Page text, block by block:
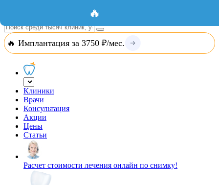
Вход
🔥 Имплантация за 3750 ₽/мес.
Клиники
Врачи
Консультация
Акции
Цены
Статьи
Расчет стоимости лечения онлайн по снимку!
🔥